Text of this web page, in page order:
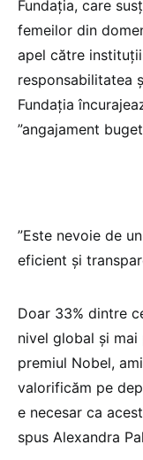
Fundaţia, care
femeilor din
apel către
responsabilitatea
Fundaţia
”angajament
”Este nevoie de
eficient şi
Doar 33% dintre
nivel global şi mai
premiul Nobel,
valorificăm pe
e necesar ca
spus Alexandra